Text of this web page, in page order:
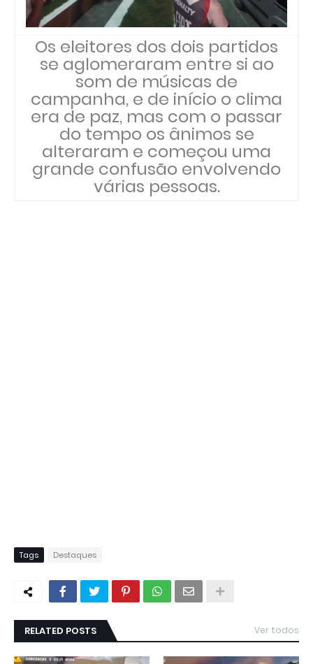
Os eleitores dos dois partidos
se aglomeraram entre si ao
som de músicas de
campanha, e de início o clima
era de paz, mas com o passar
do tempo os ânimos se
alteraram e começou uma
grande confusão envolvendo
várias pessoas.
Tags Destaques
RELATED POSTS Ver todos